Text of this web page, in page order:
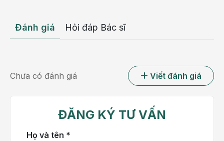
Các búi trĩ hỗn hợp liên kết với nhau, chiếm hầu hết
Đánh giá Hỏi đáp Bác sĩ
Chưa có đánh giá Viết đánh giá
ĐĂNG KÝ TƯ VẤN
Họ và tên *